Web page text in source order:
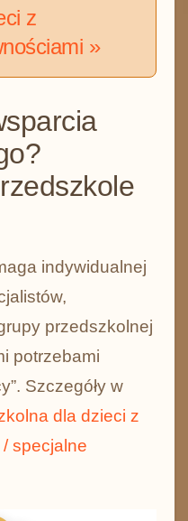
z
»
indywidualnej
przedszkolnej
potrzebami
Szczegóły w
dla dzieci z
specjalne